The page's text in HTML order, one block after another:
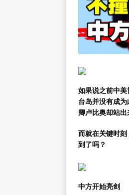
如果说之前中
台岛并没有成
卿卢比奥却站出
而就在关键时
到了吗？
中方开始亮剑